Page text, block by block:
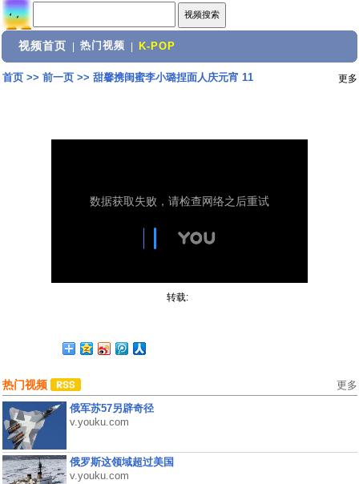
视频首页 热门视频 K-POP
首页>> 前一页>> 甜馨携闺蜜李小璐捏面人庆元宵 11 更多
转载:
热门视频 更多
俄军苏57另辟奇径
v.youku.com
俄罗斯这领域超过美国
v.youku.com